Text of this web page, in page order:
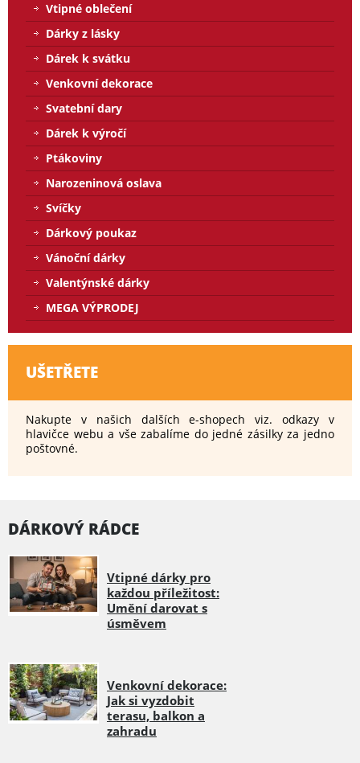
Vtipné oblečení
Dárky z lásky
Dárek k svátku
Venkovní dekorace
Svatební dary
Dárek k výročí
Ptákoviny
Narozeninová oslava
Svíčky
Dárkový poukaz
Vánoční dárky
Valentýnské dárky
MEGA VÝPRODEJ
UŠETŘETE
Nakupte v našich dalších e-shopech viz. odkazy v
hlavičce webu a vše zabalíme do jedné zásilky za jedno
poštovné.
DÁRKOVÝ RÁDCE
Vtipné dárky pro
každou příležitost:
Umění darovat s
úsměvem
Venkovní dekorace:
Jak si vyzdobit
terasu, balkon a
zahradu